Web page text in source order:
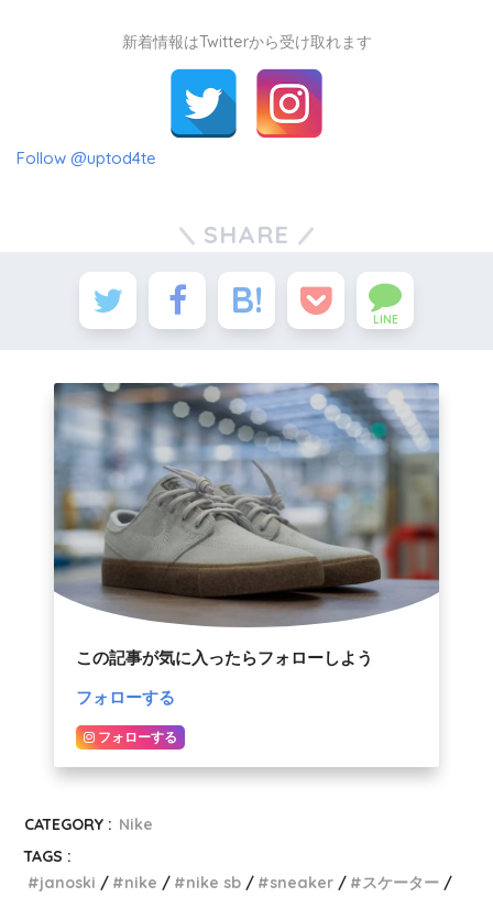
新着情報はTwitterから受け取れます
Follow @uptod4te
SHARE
LINE
この記事が気に入ったらフォローしよう
フォローする
フォローする
CATEGORY : Nike
TAGS :
janoski
nike nike sb sneaker
スケーター